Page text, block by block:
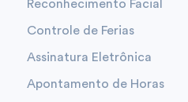
Reconhecimento Facial
Controle de Ferias
Assinatura Eletrônica
Apontamento de Horas